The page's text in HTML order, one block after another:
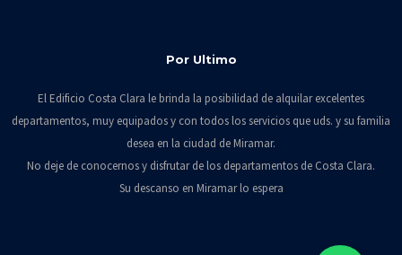
Por Ultimo
El Edificio Costa Clara le brinda la posibilidad de alquilar excelentes
departamentos, muy equipados y con todos los servicios que uds. y su familia
desea en la ciudad de Miramar.
No deje de conocernos y disfrutar de los departamentos de Costa Clara.
Su descanso en Miramar lo espera